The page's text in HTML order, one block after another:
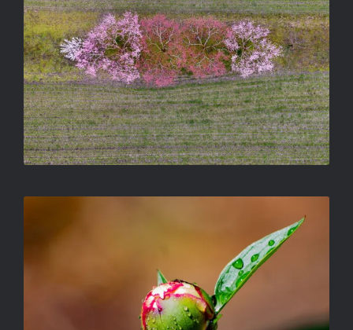
BELOCSOLTAM KERTECSKÉMBEN
KÓRA KATALIN BIANKA